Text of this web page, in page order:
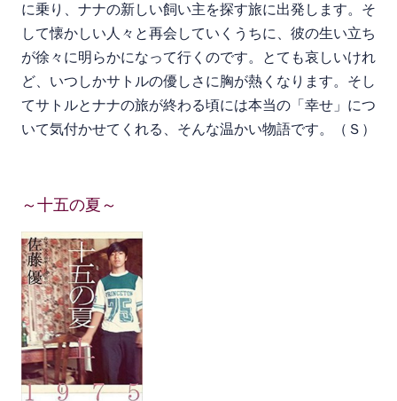
に乗り、ナナの新しい飼い主を探す旅に出発します。そ
して懐かしい人々と再会していくうちに、彼の生い立ち
が徐々に明らかになって行くのです。とても哀しいけれ
ど、いつしかサトルの優しさに胸が熱くなります。そし
てサトルとナナの旅が終わる頃には本当の「幸せ」につ
いて気付かせてくれる、そんな温かい物語です。（Ｓ）
～十五の夏～